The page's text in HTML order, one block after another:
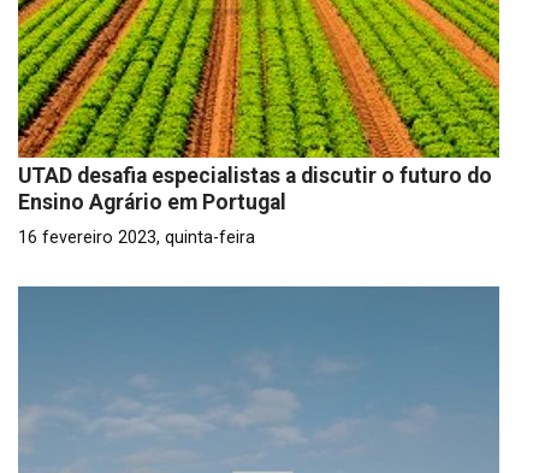
UTAD desafia especialistas a discutir o futuro do
Ensino Agrário em Portugal
16 fevereiro 2023, quinta-feira